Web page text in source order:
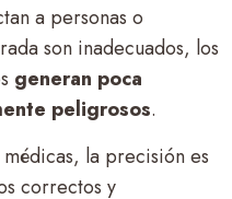
a personas o
son inadecuados, los
generan poca
peligrosos.
la precisión es
correctos y